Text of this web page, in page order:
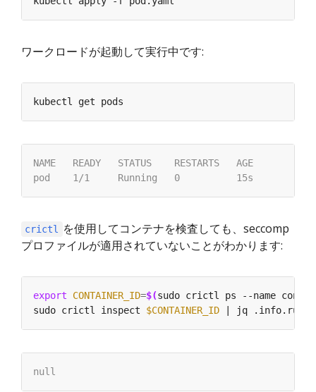
ワークロードが起動して実行中です:
crictl
を使用してコンテナを検査しても、seccomp
プロファイルが適用されていないことがわかります:
export CONTAINER_ID=$(sudo crictl ps --name
sudo crictl inspect $CONTAINER_ID